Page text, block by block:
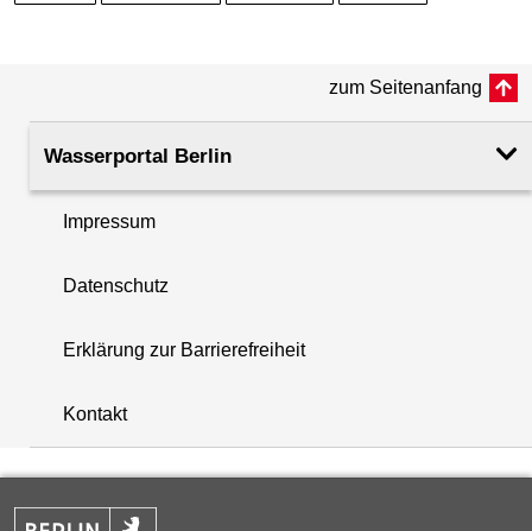
+
−
zum Seitenanfang
Wasserportal Berlin
Impressum
Datenschutz
Erklärung zur Barrierefreiheit
Kontakt